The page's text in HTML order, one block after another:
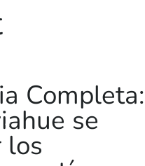
Completa:
se
los